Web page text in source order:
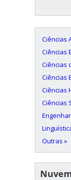
Ciências
Ciências
Ciências
Ciências
Ciências
Ciências
Outras »